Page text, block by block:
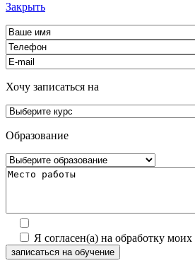
Закрыть
Хочу записаться на
Образование
Я согласен(а) на обработку